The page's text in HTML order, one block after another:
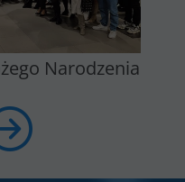
Narodzenia